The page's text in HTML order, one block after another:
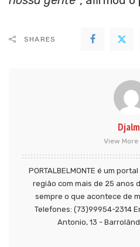
SHARES
View More
PORTALBELMONTE é um
região com mais de 25 anos
sempre o que acontece de
Telefones: (73)99954-2314
Antonio, 13 -